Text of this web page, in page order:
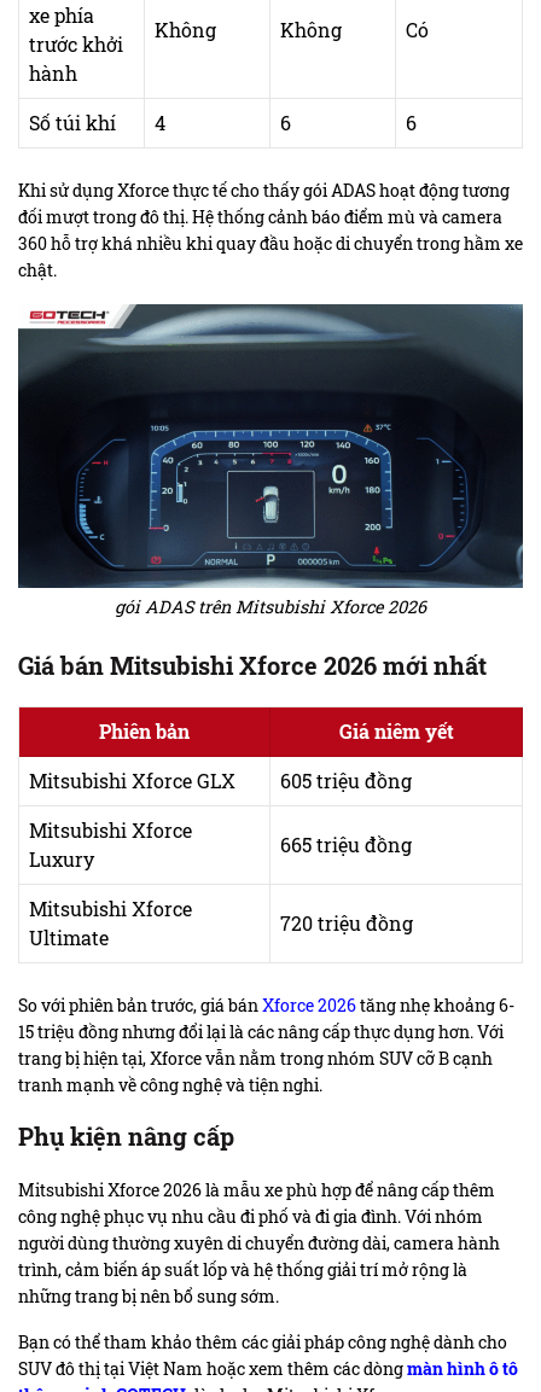
xe phía
trước khởi
hành
Không Không Có
Số túi khí 4 6 6
Khi sử dụng Xforce thực tế cho thấy gói ADAS hoạt động tương
đối mượt trong đô thị. Hệ thống cảnh báo điểm mù và camera
360 hỗ trợ khá nhiều khi quay đầu hoặc di chuyển trong hầm xe
chật.
gói ADAS trên Mitsubishi Xforce 2026
Giá bán Mitsubishi Xforce 2026 mới nhất
Phiên bản
Giá niêm yết
Mitsubishi Xforce GLX
605 triệu đồng
Mitsubishi Xforce
Luxury
665 triệu đồng
Mitsubishi Xforce
Ultimate
720 triệu đồng
So với phiên bản trước, giá bánXforce 2026tăng nhẹ khoảng 6-
15 triệu đồng nhưng đổi lại là các nâng cấp thực dụng hơn. Với
trang bị hiện tại, Xforce vẫn nằm trong nhóm SUV cỡ B cạnh
tranh mạnh về công nghệ và tiện nghi.
Phụ kiện nâng cấp
Mitsubishi Xforce 2026 là mẫu xe phù hợp để nâng cấp thêm
công nghệ phục vụ nhu cầu đi phố và đi gia đình. Với nhóm
người dùng thường xuyên di chuyển đường dài, camera hành
trình, cảm biến áp suất lốp và hệ thống giải trí mở rộng là
những trang bị nên bổ sung sớm.
Bạn có thể tham khảo thêm các giải pháp công nghệ dành cho
SUV đô thị tại Việt Nam hoặc xem thêm các dòngmàn hình ô tô